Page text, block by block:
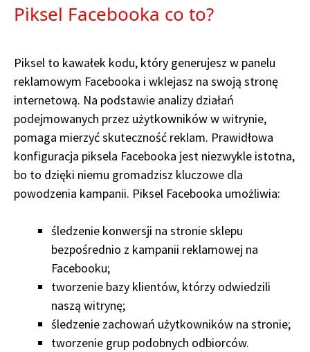
Piksel Facebooka co to?
Piksel to kawałek kodu, który generujesz w panelu
reklamowym Facebooka i wklejasz na swoją stronę
internetową. Na podstawie analizy działań
podejmowanych przez użytkowników w witrynie,
pomaga mierzyć skuteczność reklam. Prawidłowa
konfiguracja piksela Facebooka jest niezwykle istotna,
bo to dzięki niemu gromadzisz kluczowe dla
powodzenia kampanii. Piksel Facebooka umożliwia:
śledzenie konwersji na stronie sklepu
bezpośrednio z kampanii reklamowej na
Facebooku;
tworzenie bazy klientów, którzy odwiedzili
naszą witrynę;
śledzenie zachowań użytkowników na stronie;
tworzenie grup podobnych odbiorców.